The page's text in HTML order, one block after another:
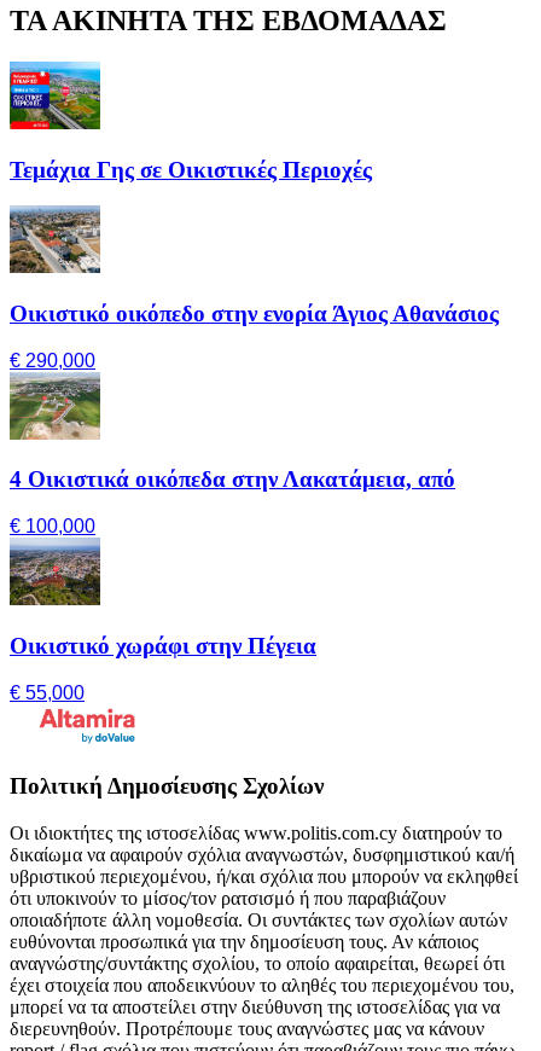
ΤΑ ΑΚΙΝΗΤΑ ΤΗΣ ΕΒΔΟΜΑΔΑΣ
Τεμάχια Γης σε Οικιστικές Περιοχές
Οικιστικό οικόπεδο στην ενορία Άγιος Αθανάσιος
€ 290,000
4 Οικιστικά οικόπεδα στην Λακατάμεια, από
€ 100,000
Οικιστικό χωράφι στην Πέγεια
€ 55,000
Πολιτική Δημοσίευσης Σχολίων
Οι ιδιοκτήτες της ιστοσελίδας www.politis.com.cy διατηρούν το
δικαίωμα να αφαιρούν σχόλια αναγνωστών, δυσφημιστικού και/ή
υβριστικού περιεχομένου, ή/και σχόλια που μπορούν να εκληφθεί
ότι υποκινούν το μίσος/τον ρατσισμό ή που παραβιάζουν
οποιαδήποτε άλλη νομοθεσία. Οι συντάκτες των σχολίων αυτών
ευθύνονται προσωπικά για την δημοσίευση τους. Αν κάποιος
αναγνώστης/συντάκτης σχολίου, το οποίο αφαιρείται, θεωρεί ότι
έχει στοιχεία που αποδεικνύουν το αληθές του περιεχομένου του,
μπορεί να τα αποστείλει στην διεύθυνση της ιστοσελίδας για να
διερευνηθούν. Προτρέπουμε τους αναγνώστες μας να κάνουν